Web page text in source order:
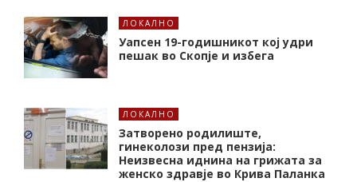
ЛОКАЛНО
Уапсен 19-годишникот кој удри
пешак во Скопје и избега
ЛОКАЛНО
Затворено родилиште,
гинеколози пред пензија:
Неизвесна иднина на грижата за
женско здравје во Крива Паланка